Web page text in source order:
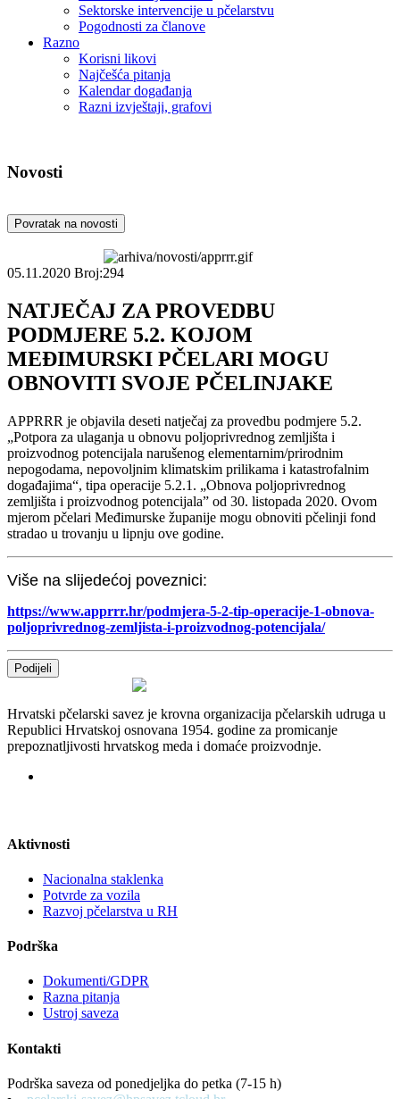
Sektorske intervencije u pčelarstvu
Pogodnosti za članove
Razno
Korisni likovi
Najčešća pitanja
Kalendar događanja
Razni izvještaji, grafovi
Novosti
Povratak na novosti
05.11.2020 Broj:294
NATJEČAJ ZA PROVEDBU
PODMJERE 5.2. KOJOM
MEĐIMURSKI PČELARI MOGU
OBNOVITI SVOJE PČELINJAKE
APPRRR je objavila deseti natječaj za provedbu podmjere 5.2.
„Potpora za ulaganja u obnovu poljoprivrednog zemljišta i
proizvodnog potencijala narušenog elementarnim/prirodnim
nepogodama, nepovoljnim klimatskim prilikama i katastrofalnim
događajima“, tipa operacije 5.2.1. „Obnova poljoprivrednog
zemljišta i proizvodnog potencijala” od 30. listopada 2020. Ovom
mjerom pčelari Međimurske županije mogu obnoviti pčelinji fond
stradao u trovanju u lipnju ove godine.
Više na slijedećoj poveznici:
https://www.apprrr.hr/podmjera-5-2-tip-operacije-1-obnova-
poljoprivrednog-zemljista-i-proizvodnog-potencijala/
Podijeli
Hrvatski pčelarski savez je krovna organizacija pčelarskih udruga u
Republici Hrvatskoj osnovana 1954. godine za promicanje
prepoznatljivosti hrvatskog meda i domaće proizvodnje.
Aktivnosti
Nacionalna staklenka
Potvrde za vozila
Razvoj pčelarstva u RH
Podrška
Dokumenti/GDPR
Razna pitanja
Ustroj saveza
Kontakti
Podrška saveza od ponedjeljka do petka (7-15 h)